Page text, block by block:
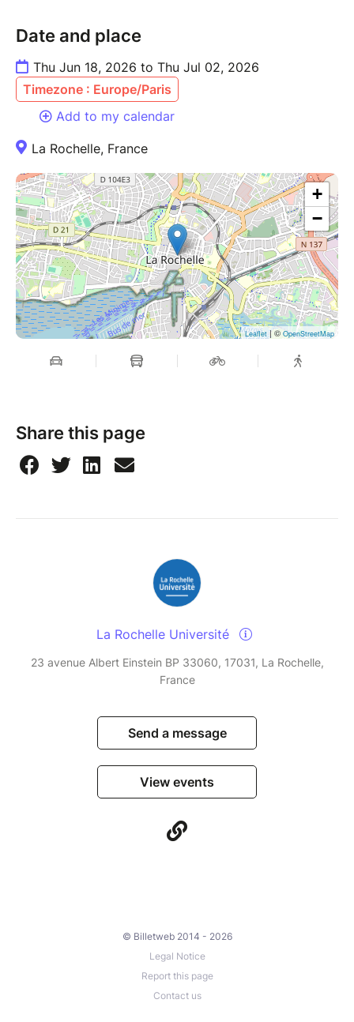
Date and place
Thu Jun 18, 2026 to Thu Jul 02, 2026
Timezone : Europe/Paris
Add to my calendar
La Rochelle, France
+
−
Leaflet| ©OpenStreetMap
Share this page
La Rochelle Université
23 avenue Albert Einstein BP 33060, 17031, La Rochelle,
France
Send a message
View events
© Billetweb 2014 - 2026
Legal Notice
Report this page
Contact us